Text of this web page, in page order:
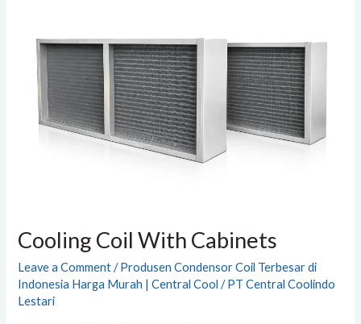
Cooling Coil With Cabinets
Leave a Comment /Produsen Condensor Coil Terbesar di
Indonesia Harga Murah | Central Cool /PT Central Coolindo
Lestari
With
Cabinets